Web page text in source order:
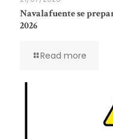
Navalafuente se
2026
Read more